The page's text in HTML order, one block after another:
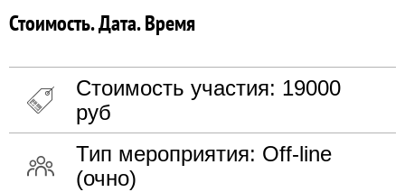
Стоимость. Дата. Время
Стоимость участия: 19000
руб
Тип мероприятия: Off-line
(очно)